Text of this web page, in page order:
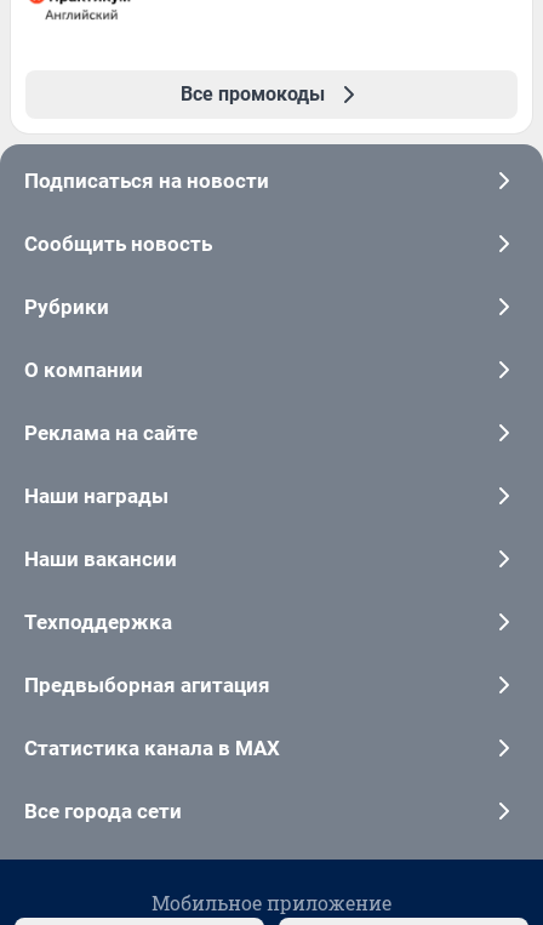
Все промокоды
Подписаться на новости
Сообщить новость
Рубрики
О компании
Реклама на сайте
Наши награды
Наши вакансии
Техподдержка
Предвыборная агитация
Статистика канала в MAX
Все города сети
Мобильное приложение